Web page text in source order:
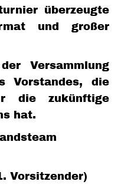
überzeugte
und großer
Versammlung
Vorstandes, die
die zukünftige
hat.
Vorsitzender)